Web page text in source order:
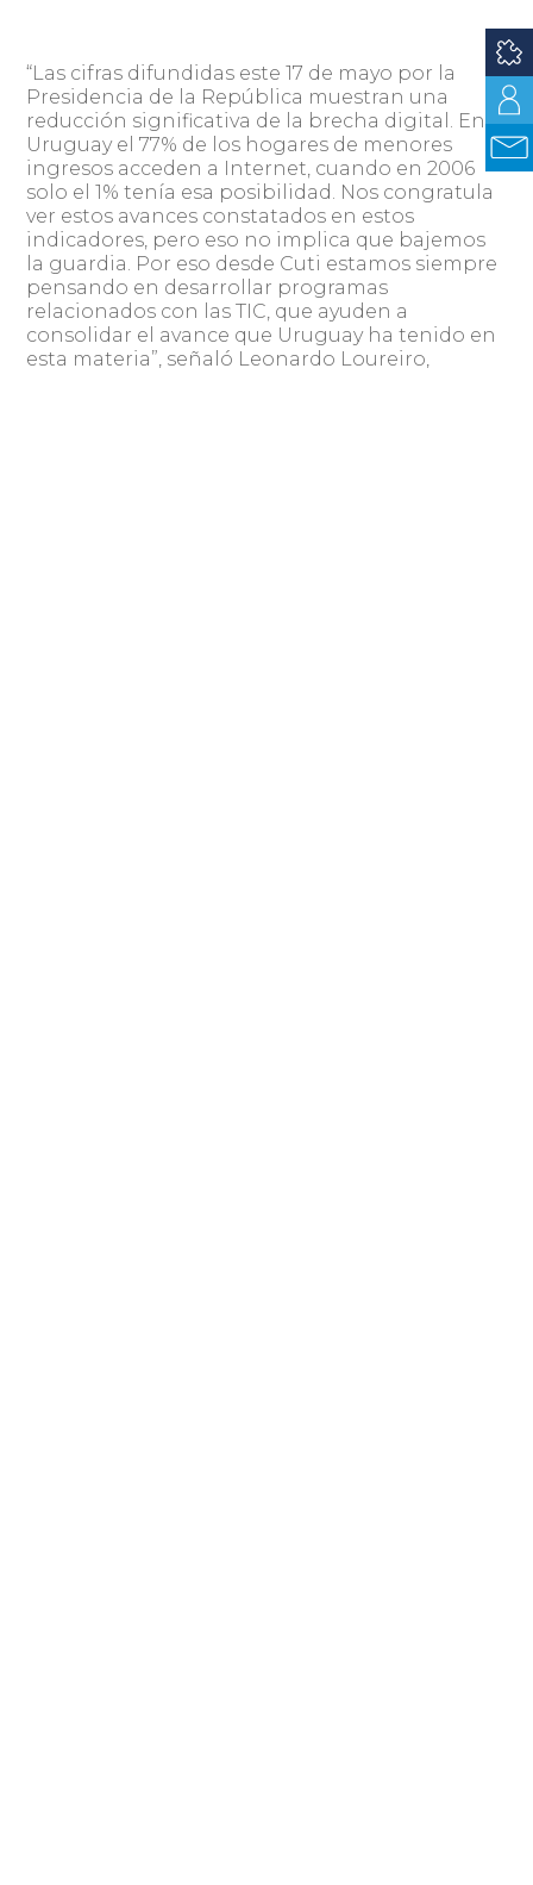
“Las cifras difundidas este 17 de mayo por la
Presidencia de la República muestran una
reducción significativa de la brecha digital. En
Uruguay el 77% de los hogares de menores
ingresos acceden a Internet, cuando en 2006
solo el 1% tenía esa posibilidad. Nos congratula
ver estos avances constatados en estos
indicadores, pero eso no implica que bajemos
la guardia. Por eso desde Cuti estamos siempre
pensando en desarrollar programas
relacionados con las TIC, que ayuden a
consolidar el avance que Uruguay ha tenido en
esta materia”, señaló Leonardo Loureiro,